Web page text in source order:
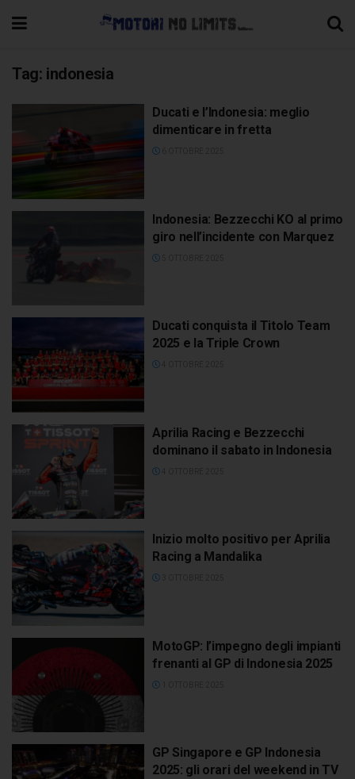
Tag: indonesia
Ducati e l’Indonesia: meglio
dimenticare in fretta
Indonesia: Bezzecchi KO al primo
giro nell’incidente con Marquez
Ducati conquista il Titolo Team
2025 e la Triple Crown
Aprilia Racing e Bezzecchi
dominano il sabato in Indonesia
Inizio molto positivo per Aprilia
Racing a Mandalika
MotoGP: l’impegno degli impianti
frenanti al GP di Indonesia 2025
GP Singapore e GP Indonesia
2025: gli orari del weekend in TV